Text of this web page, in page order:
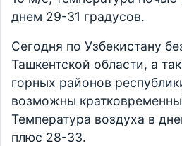
днем 29-31 градусов.
Сегодня по Узбекистану
Ташкентской области, а
горных районов
возможны
Температура воздуха в
плюс 28-33.